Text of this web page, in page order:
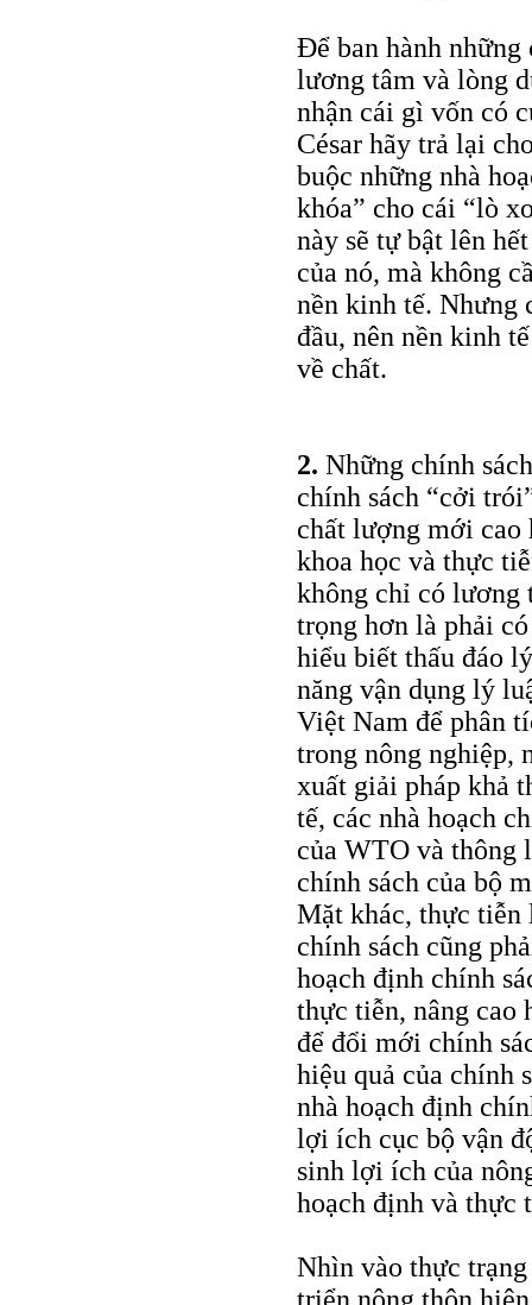
Để ban hành
lương tâm và lòng
nhận cái gì vốn có
César hãy trả lại
buộc những nhà
khóa” cho cái “lò
này sẽ tự bật lên
của nó, mà không
nền kinh tế. Nhưng
đầu, nên nền kinh
về chất.
2. Những chính
chính sách “cởi
chất lượng mới cao
khoa học và thực
không chỉ có lương
trọng hơn là phải
hiểu biết thấu đáo
năng vận dụng lý
Việt Nam để phân
trong nông nghiệp,
xuất giải pháp khả
tế, các nhà hoạch
của WTO và thông
chính sách của bộ
Mặt khác, thực tiễn
chính sách cũng
hoạch định chính
thực tiễn, nâng cao
để đổi mới chính
hiệu quả của chính
nhà hoạch định
lợi ích cục bộ vận
sinh lợi ích của
hoạch định và thực
Nhìn vào thực